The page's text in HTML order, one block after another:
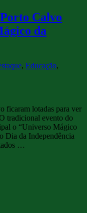
Calvo
da
, Educação,
ficaram lotadas para ver
tradicional evento do
o “Universo Mágico
Dia da Independência
…